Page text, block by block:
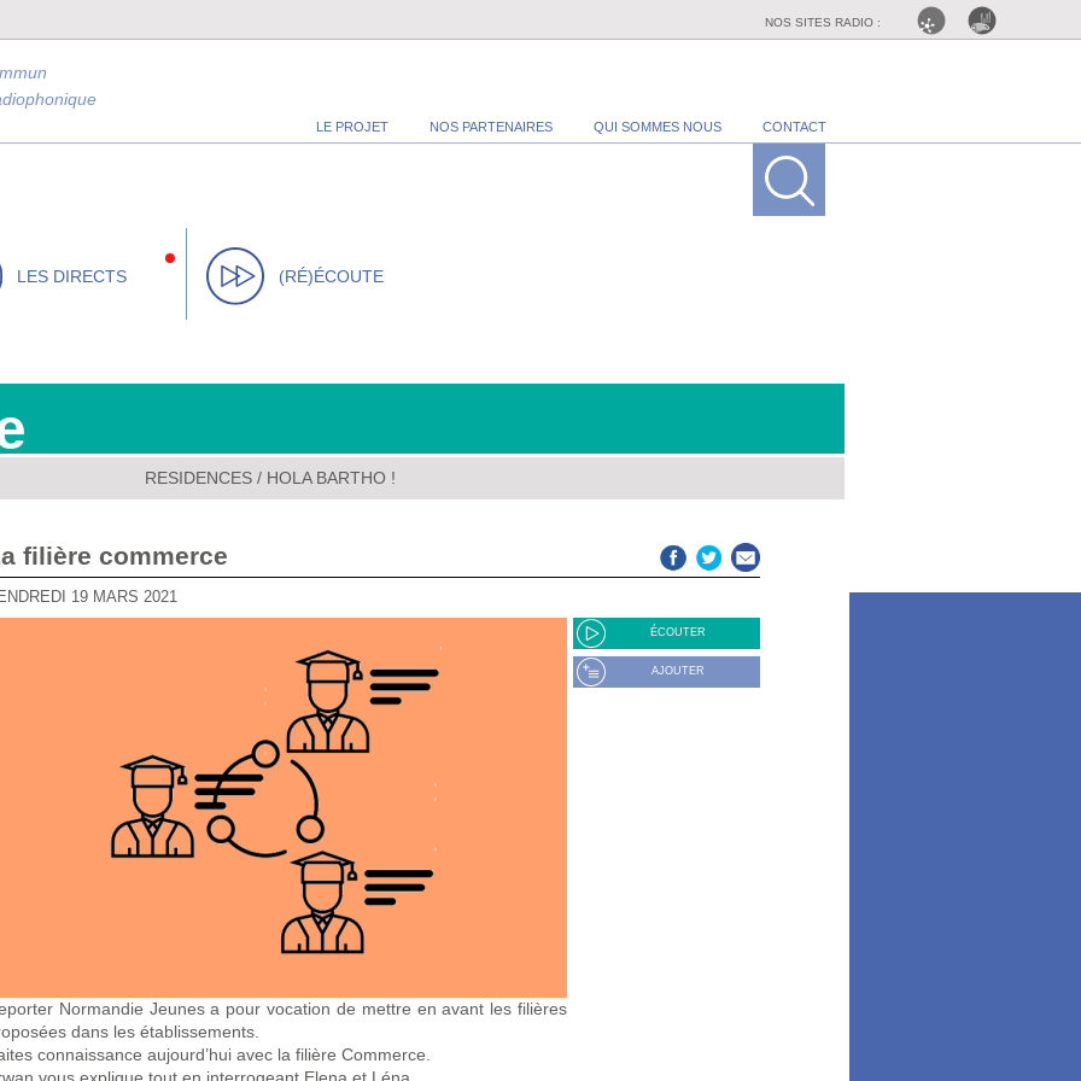
NOS SITES RADIO :
LE PROJET NOS PARTENAIRES QUI SOMMES NOUS CONTACT
LES DIRECTS (RÉ)ÉCOUTE
RESIDENCES / HOLA BARTHO !
La filière commerce
VENDREDI 19 MARS 2021
ÉCOUTER
AJOUTER
Normandie Jeunes a pour vocation de mettre en avant les filières
dans les établissements.
connaissance aujourd’hui avec la filière Commerce.